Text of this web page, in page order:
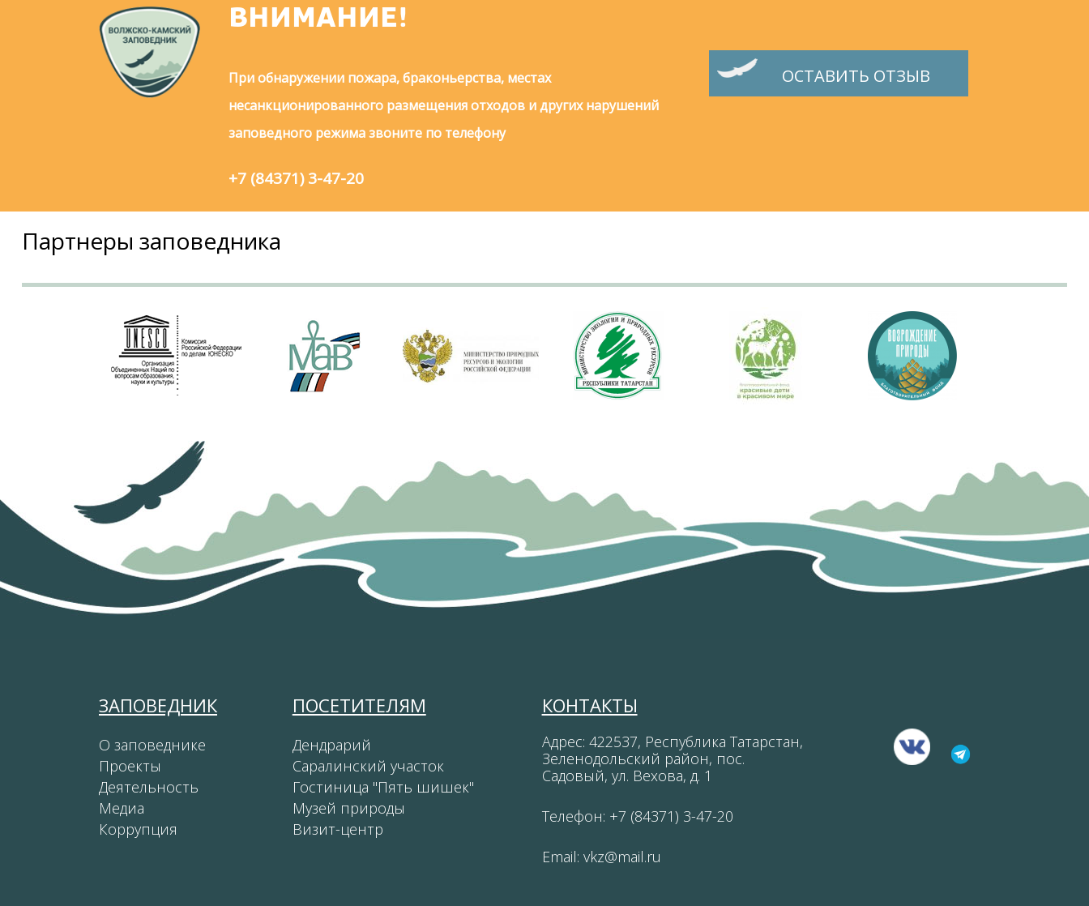
ВНИМАНИЕ!
При обнаружении пожара, браконьерства, местах
несанкционированного размещения отходов и других нарушений
заповедного режима звоните по телефону
+7 (84371) 3-47-20
ОСТАВИТЬ ОТЗЫВ
Партнеры заповедника
ЗАПОВЕДНИК
О заповеднике
Проекты
Деятельность
Медиа
Коррупция
ПОСЕТИТЕЛЯМ
Дендрарий
Саралинский участок
Гостиница "Пять шишек"
Музей природы
Визит-центр
КОНТАКТЫ
Адрес: 422537, Республика Татарстан,
Зеленодольский район, пос.
Садовый, ул. Вехова, д. 1
Телефон: +7 (84371) 3-47-20
Email: vkz@mail.ru